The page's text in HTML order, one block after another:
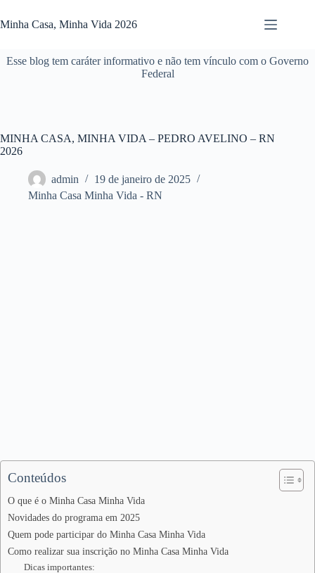
para
o
Minha Casa, Minha Vida 2026
Esse blog tem caráter informativo e não tem vínculo com o Governo
Federal
MINHA CASA, MINHA VIDA – PEDRO AVELINO – RN
2026
admin
19 de janeiro de 2025
Minha Casa Minha Vida - RN
Conteúdos
O que é o Minha Casa Minha Vida
Novidades do programa em 2025
Quem pode participar do Minha Casa Minha Vida
Como realizar sua inscrição no Minha Casa Minha Vida
Dicas importantes: